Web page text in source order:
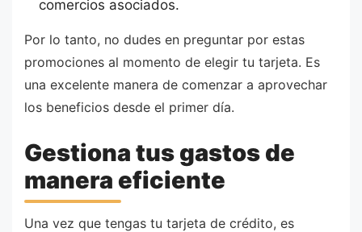
comercios asociados.
Por lo tanto, no dudes en preguntar por estas
promociones al momento de elegir tu tarjeta. Es
una excelente manera de comenzar a aprovechar
los beneficios desde el primer día.
Gestiona tus gastos de
manera eficiente
Una vez que tengas tu tarjeta de crédito, es